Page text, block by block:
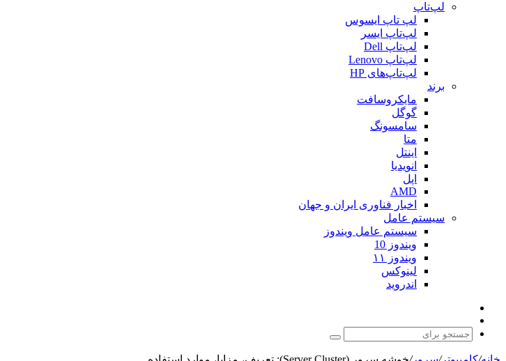
لپ‌تاپ
لپ تاپ ایسوس
لپ‌تاپ ایسر
لپ‌تاپ Dell
لپ‌تاپ Lenovo
لپ‌تاپ‌های HP
برند
مایکروسافت
گوگل
سامسونگ
متا
اینتل
انویدیا
اپل
AMD
اخبار فناوری ایران و جهان
سیستم عامل
سیستم عامل ویندوز
ویندوز 10
ویندوز ۱۱
لینوکس
اندروید
پوسته
جستجو